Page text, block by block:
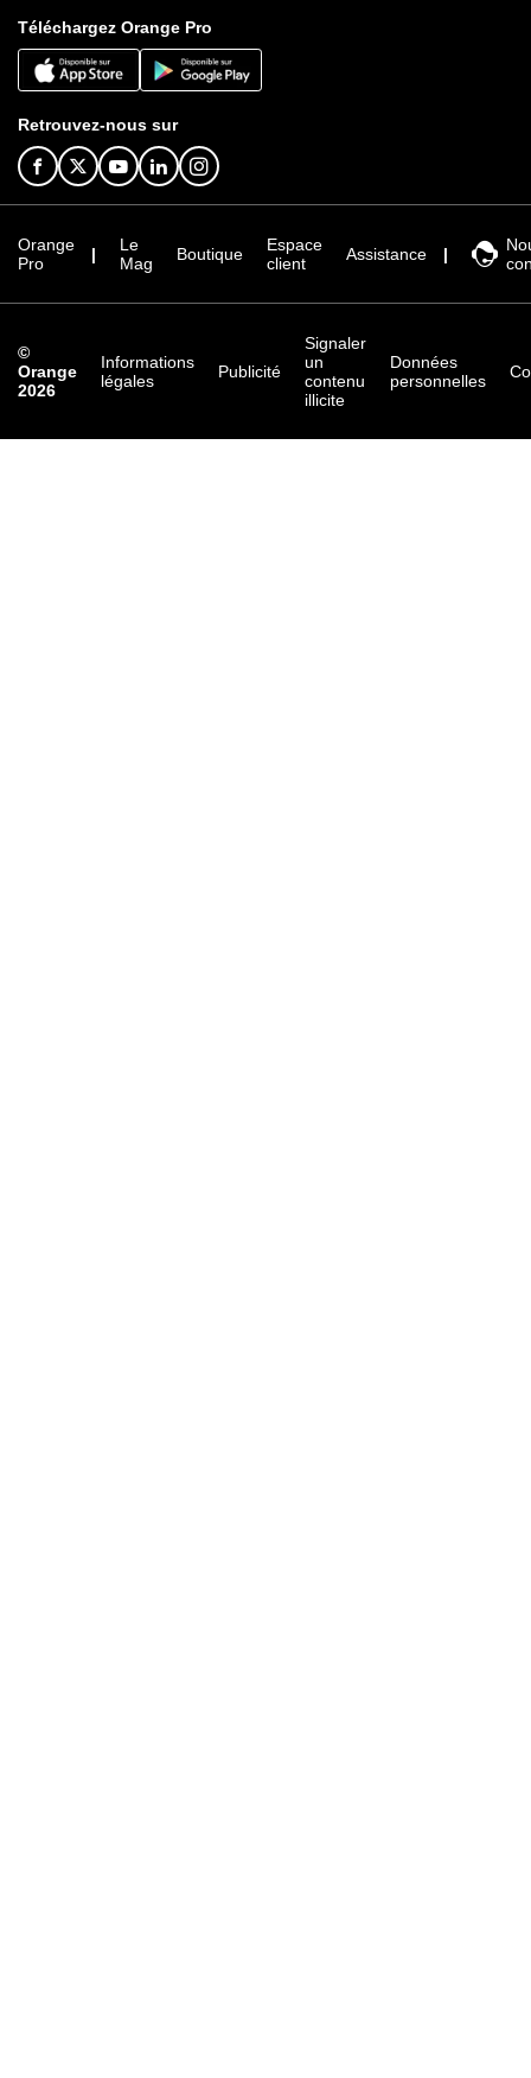
Téléchargez Orange Pro
Retrouvez-nous sur
Orange
Pro
Le
Mag
Boutique
Espace
client
Assistance
©
Orange
2026
Informations
légales
Publicité
Signaler
un
contenu
illicite
Données
personnelles